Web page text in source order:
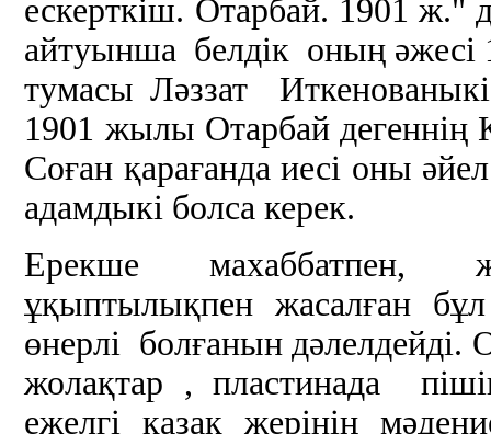
ескерткіш. Отарбай. 1901
айтуынша белдік оның әжесі
тумасы Ләззат
1901 жылы Отарбай дегеннің
Соған қарағанда иесі оны
адамдыкі болса керек.
Ерекше махаббатпен,
ұқыптылықпен жасалған бұл
өнерлі болғанын
жолақтар , пластинада
ежелгі қазақ жерінің